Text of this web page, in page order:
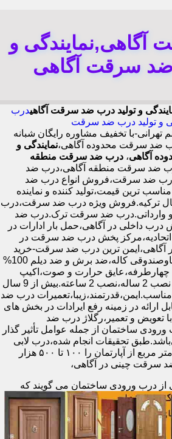
و
ضد سرقت آگاهی
و تولید درب ضد سرقت آگاهیدرب
و تولید درب ضد سرقت
خانم تهرانی-با تخفیف مشاوره رایگان شبانه
ضد سرقت محدوده آگاهی،نمایندگی و
آگاهی، درب ضد سرقت منطقه
درب ضد سرقت منطقه آگاهی،درب ضد
درب ضد سرقت،فروش انواع درب ضد
ترین قیمت،تولید کننده و نماینده
ترکیه.فروش ویژه درب ضد سرقت،درب
و وارداتی.درب ضد سرقت ترک.درب ضد
داخلی در آگاهی،حمل بار ادارات در
اتحادیه،مرکز پخش درب ضد سرقت در
آگاهی،ایمن ترین درب ضد سرقت-خرید
مستقیم از کارخانه قفل گاوصندوقی کاله،ضد برش و ضد دیلم 100%
چهارطرفه،عایق حرارت و صوت،اکیپ
نصاب حرفه ای با گارانتی نصب 2 ساله،نصب 2 ساعته.بیش از 9 سال
درب ضد
ارائه در زمینه رفع ایرادات در بخش های
تعویض و تعمیر،رگلاژ درب ضد
ساختمان از جمله عوامل تأثیر گذار
تحقیقات انجام شده،درب لابی
لوکس می‌تواند ارزش هر متر مربع از آپارتمان را ۱۰۰ تا ۵۰۰ هزار
سرقت چینی در آگاهی،
درب ورودی ساختمان می گویند که